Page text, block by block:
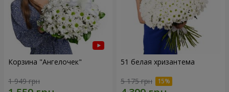
Корзина "Ангелочек"
1 949 грн
51 белая хризантема
5 175 грн